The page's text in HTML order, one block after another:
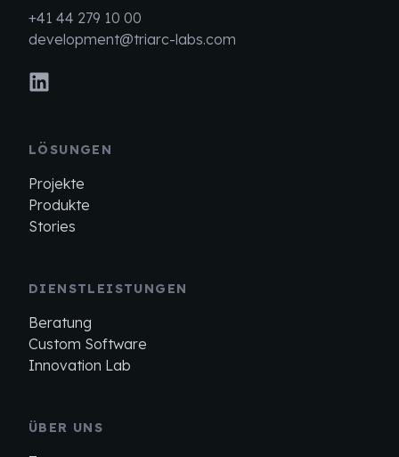
+41 44 279 10 00
development@triarc-labs.com
LÖSUNGEN
Projekte
Produkte
Stories
DIENSTLEISTUNGEN
Beratung
Custom Software
Innovation Lab
ÜBER UNS